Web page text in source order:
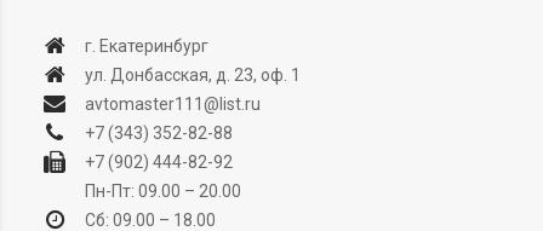
г. Екатеринбург
ул. Донбасская, д. 23, оф. 1
avtomaster111@list.ru
+7 (343) 352-82-88
+7 (902) 444-82-92
Пн-Пт: 09.00 – 20.00
Сб: 09.00 – 18.00